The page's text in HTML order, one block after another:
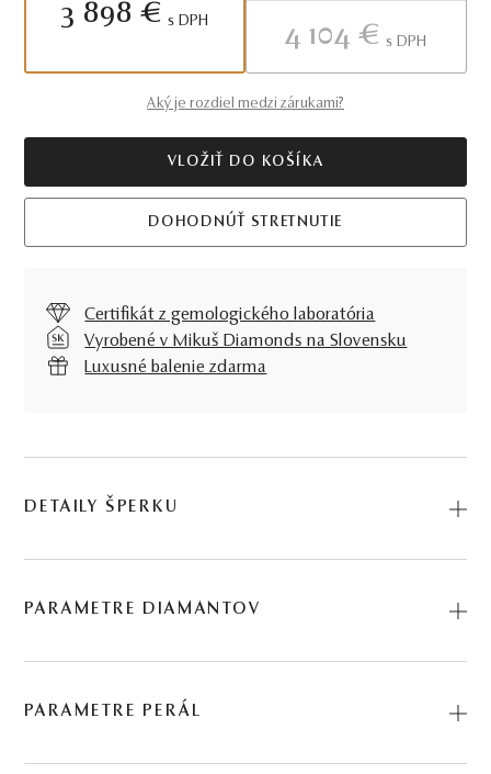
3 898 € S DPH
4 104 € S DPH
Aký je rozdiel medzi zárukami?
VLOŽIŤ DO KOŠÍKA
DOHODNÚŤ STRETNUTIE
Certifikát z gemologického laboratória
Vyrobené v Mikuš Diamonds na Slovensku
Luxusné balenie zdarma
DETAILY ŠPERKU
našej kolekcie. Tahitské perly, diamanty a žlté zlato
235500513_TP.
PARAMETRE DIAMANTOV
PARAMETRE PERÁL